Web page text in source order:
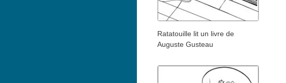
Ratatouille lit un livre de
Auguste Gusteau